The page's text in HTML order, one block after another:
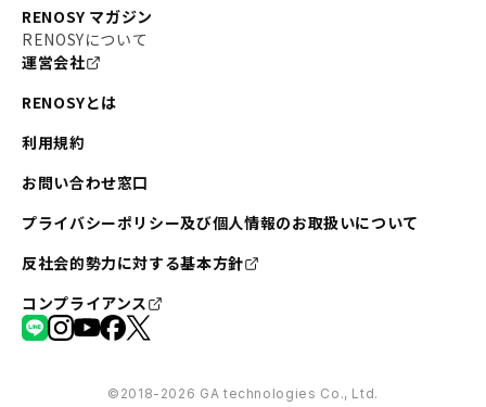
RENOSY マガジン
RENOSYについて
運営会社
RENOSYとは
利用規約
お問い合わせ窓口
プライバシーポリシー及び個人情報のお取扱いについて
反社会的勢力に対する基本方針
コンプライアンス
©︎2018-2026 GA technologies Co., Ltd.